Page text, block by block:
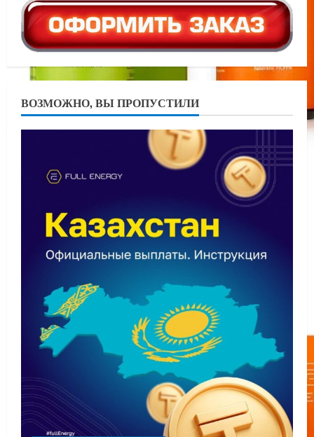
ВОЗМОЖНО, ВЫ ПРОПУСТИЛИ